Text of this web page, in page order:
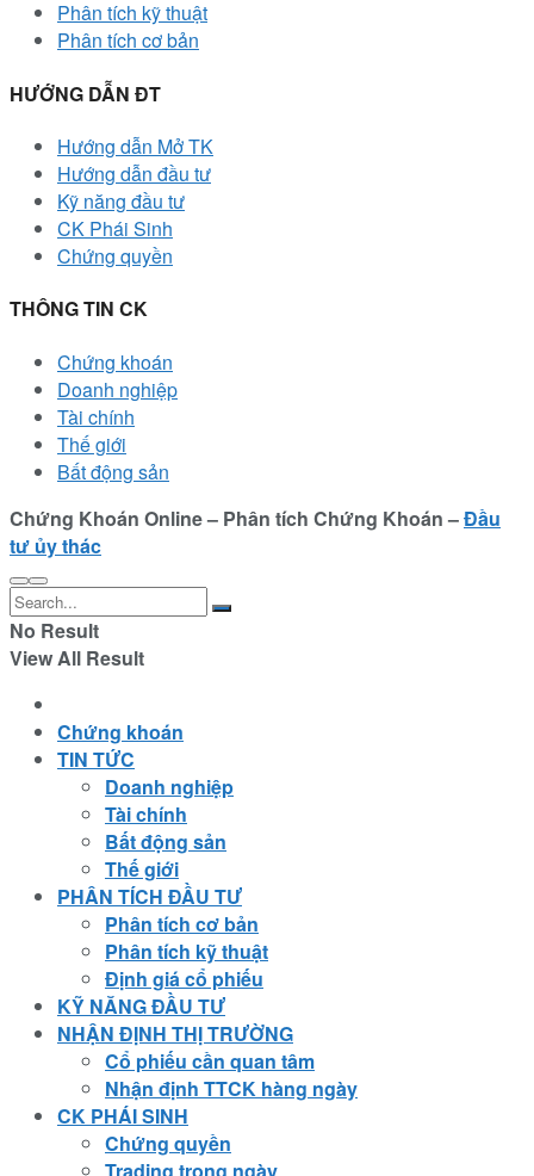
Phân tích kỹ thuật
Phân tích cơ bản
HƯỚNG DẪN ĐT
Hướng dẫn Mở TK
Hướng dẫn đầu tư
Kỹ năng đầu tư
CK Phái Sinh
Chứng quyền
THÔNG TIN CK
Chứng khoán
Doanh nghiệp
Tài chính
Thế giới
Bất động sản
Chứng Khoán Online – Phân tích Chứng Khoán –Đầu
tư ủy thác
No Result
View All Result
Chứng khoán
TIN TỨC
Doanh nghiệp
Tài chính
Bất động sản
Thế giới
PHÂN TÍCH ĐẦU TƯ
Phân tích cơ bản
Phân tích kỹ thuật
Định giá cổ phiếu
KỸ NĂNG ĐẦU TƯ
NHẬN ĐỊNH THỊ TRƯỜNG
Cổ phiếu cần quan tâm
Nhận định TTCK hàng ngày
CK PHÁI SINH
Chứng quyền
Trading trong ngày